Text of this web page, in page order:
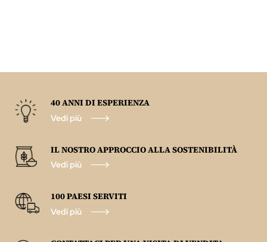
40 ANNI DI ESPERIENZA
Vedi più
IL NOSTRO APPROCCIO ALLA SOSTENIBILITÀ
Vedi più
100 PAESI SERVITI
Vedi più